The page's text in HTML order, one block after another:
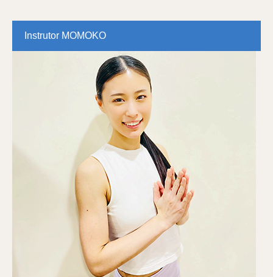
Instrutor MOMOKO